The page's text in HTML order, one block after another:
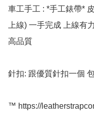
車工手工 : *手工錶帶*
上線) 一手完成 上線有
高品質
針扣: 跟優質針扣一個
™️ https://